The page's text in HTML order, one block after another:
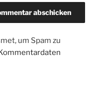
um Spam zu